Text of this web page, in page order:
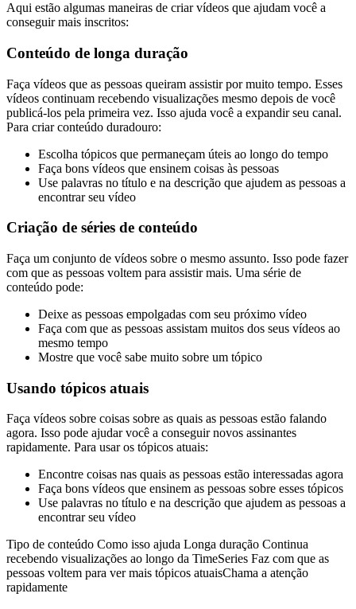
Aqui estão algumas maneiras de criar vídeos que ajudam você a
conseguir mais inscritos:
Conteúdo de longa duração
Faça vídeos que as pessoas queiram assistir por muito tempo. Esses
vídeos continuam recebendo visualizações mesmo depois de você
publicá-los pela primeira vez. Isso ajuda você a expandir seu canal.
Para criar conteúdo duradouro:
Escolha tópicos que permaneçam úteis ao longo do tempo
Faça bons vídeos que ensinem coisas às pessoas
Use palavras no título e na descrição que ajudem as pessoas a
encontrar seu vídeo
Criação de séries de conteúdo
Faça um conjunto de vídeos sobre o mesmo assunto. Isso pode fazer
com que as pessoas voltem para assistir mais. Uma série de
conteúdo pode:
Deixe as pessoas empolgadas com seu próximo vídeo
Faça com que as pessoas assistam muitos dos seus vídeos ao
mesmo tempo
Mostre que você sabe muito sobre um tópico
Usando tópicos atuais
Faça vídeos sobre coisas sobre as quais as pessoas estão falando
agora. Isso pode ajudar você a conseguir novos assinantes
rapidamente. Para usar os tópicos atuais:
Encontre coisas nas quais as pessoas estão interessadas agora
Faça bons vídeos que ensinem as pessoas sobre esses tópicos
Use palavras no título e na descrição que ajudem as pessoas a
encontrar seu vídeo
Tipo de conteúdo Como isso ajuda Longa duração Continua
recebendo visualizações ao longo da TimeSeries Faz com que as
pessoas voltem para ver mais tópicos atuaisChama a atenção
rapidamente